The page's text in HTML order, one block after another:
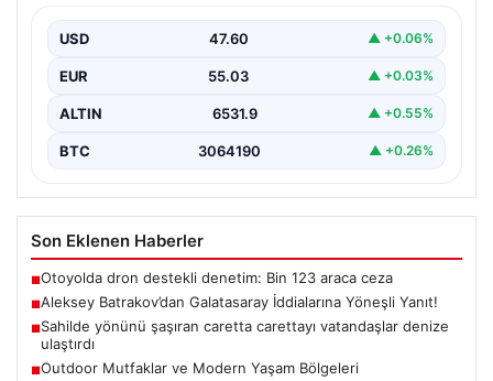
genç futbolcu Aleksey Batrakov, adı Galatasaray ile…
USD 47.60 ▲ +0.06%
EUR 55.03 ▲ +0.03%
ALTIN 6531.9 ▲ +0.55%
BTC 3064190 ▲ +0.26%
Son Eklenen Haberler
■Otoyolda dron destekli denetim: Bin 123 araca ceza
■Aleksey Batrakov’dan Galatasaray İddialarına Yöneşli Yanıt!
■Sahilde yönünü şaşıran caretta carettayı vatandaşlar denize
ulaştırdı
■Outdoor Mutfaklar ve Modern Yaşam Bölgeleri